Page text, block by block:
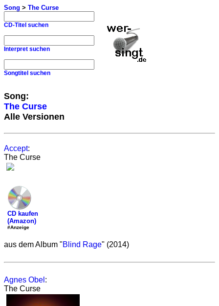
Song > The Curse
CD-Titel suchen
Interpret suchen
Songtitel suchen
Song:
The Curse
Alle Versionen
Accept:
The Curse
CD kaufen
(Amazon)
#Anzeige
aus dem Album "Blind Rage" (2014)
Agnes Obel :
The Curse